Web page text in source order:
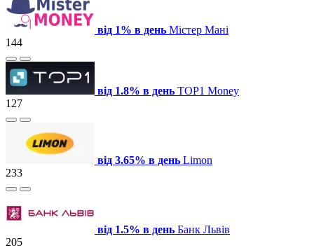
від 1% в день Містер Мані
144
від 1.8% в день TOP1 Money
127
від 3.65% в день Limon
233
від 1.5% в день Банк Львів
205